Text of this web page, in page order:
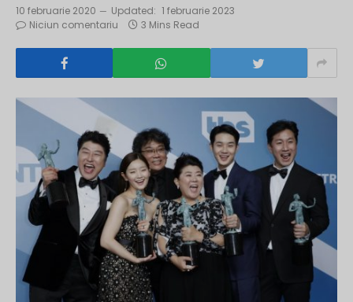
10 februarie 2020 Updated: 1 februarie 2023
Niciun comentariu
3 Mins Read